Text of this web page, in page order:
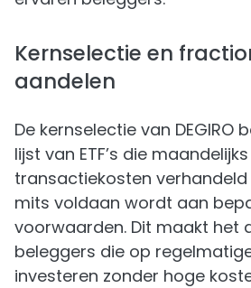
Kernselectie en
aandelen
De kernselectie van DEGIRO
lijst van ETF’s die
transactiekosten verhandeld
mits voldaan wordt aan
voorwaarden. Dit maakt het
beleggers die op
investeren zonder hoge